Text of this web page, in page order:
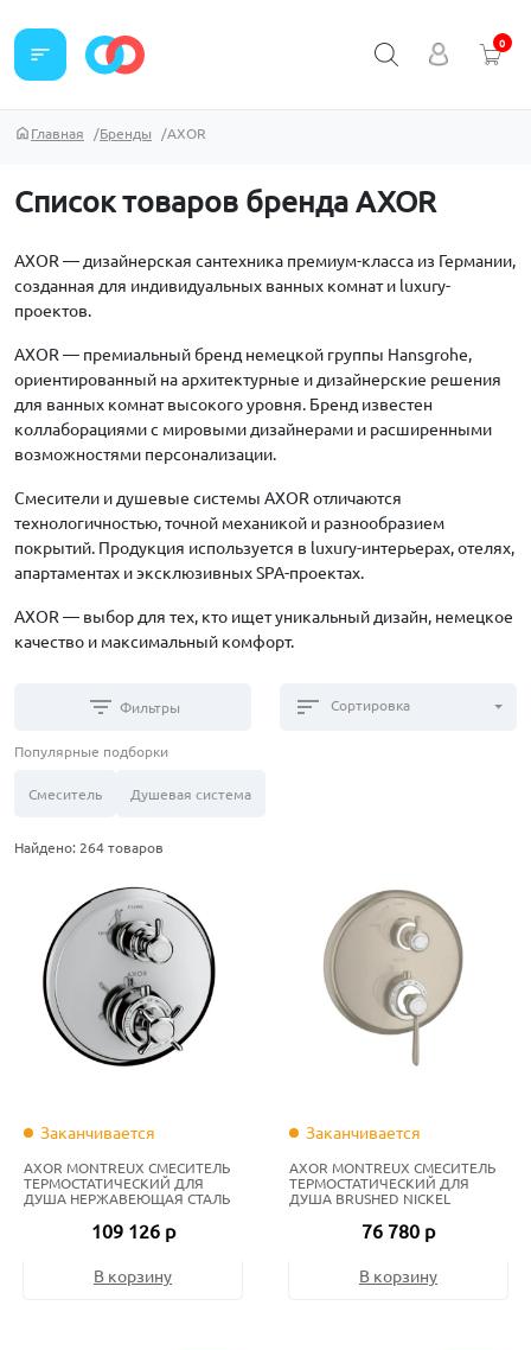
sort 0
Главная Бренды AXOR
Список товаров бренда AXOR
AXOR — дизайнерская сантехника премиум-класса из Германии,
созданная для индивидуальных ванных комнат и luxury-
проектов.
AXOR — премиальный бренд немецкой группы Hansgrohe,
ориентированный на архитектурные и дизайнерские решения
для ванных комнат высокого уровня. Бренд известен
коллаборациями с мировыми дизайнерами и расширенными
возможностями персонализации.
Смесители и душевые системы AXOR отличаются
технологичностью, точной механикой и разнообразием
покрытий. Продукция используется в luxury-интерьерах, отелях,
апартаментах и эксклюзивных SPA-проектах.
AXOR — выбор для тех, кто ищет уникальный дизайн, немецкое
качество и максимальный комфорт.
filter_list Фильтры sort Сортировка
Популярные подборки
Смеситель Душевая система
Найдено: 264 товаров
Заканчивается
AXOR MONTREUX СМЕСИТЕЛЬ
ТЕРМОСТАТИЧЕСКИЙ ДЛЯ
ДУША НЕРЖАВЕЮЩАЯ СТАЛЬ
109 126 р
В корзину
Заканчивается
AXOR MONTREUX СМЕСИТЕЛЬ
ТЕРМОСТАТИЧЕСКИЙ ДЛЯ
ДУША BRUSHED NICKEL
76 780 р
В корзину